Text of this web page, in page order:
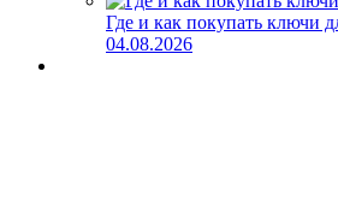
Где и как покупать ключи
04.08.2026